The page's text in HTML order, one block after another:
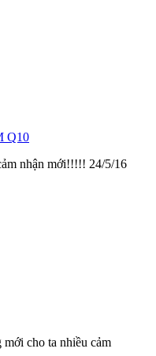
Q10
nhận mới!!!!! 24/5/16
cho ta nhiều cảm